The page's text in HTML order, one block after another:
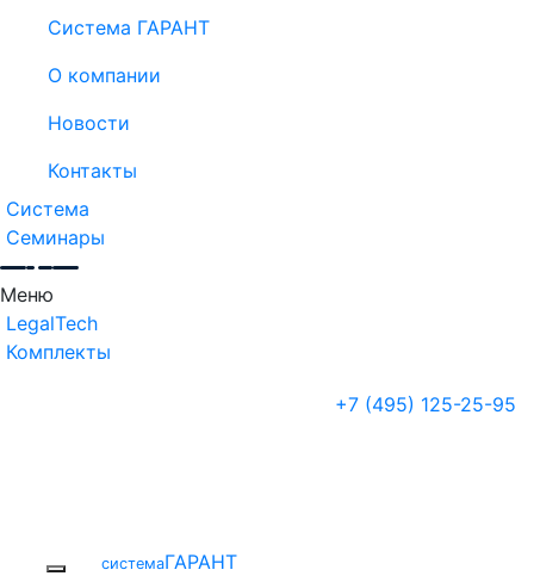
Система ГАРАНТ
О компании
Новости
Контакты
Система
Семинары
Меню
LegalTech
Комплекты
+7 (495) 125-25-95
cистемаГАРАНТ